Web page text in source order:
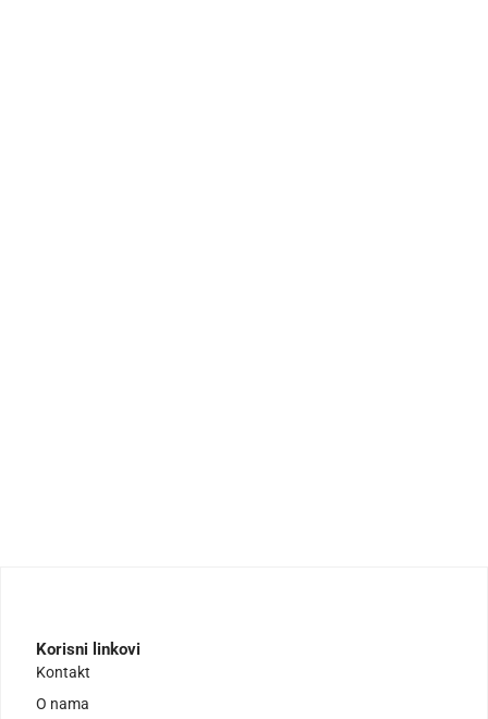
Korisni linkovi
Kontakt
O nama